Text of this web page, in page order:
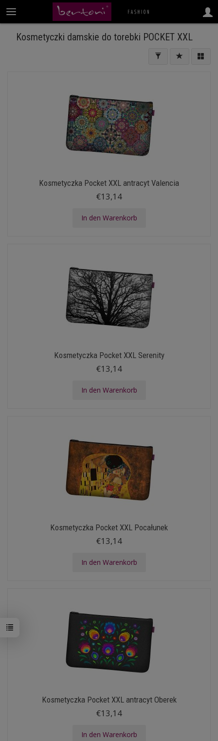
Kosmetyczki damskie do torebki POCKET XXL
Kosmetyczka Pocket XXL antracyt Valencia
€13,14
In den Warenkorb
Kosmetyczka Pocket XXL Serenity
€13,14
In den Warenkorb
Kosmetyczka Pocket XXL Pocałunek
€13,14
In den Warenkorb
Kosmetyczka Pocket XXL antracyt Oberek
€13,14
In den Warenkorb